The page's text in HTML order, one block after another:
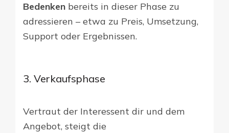
Bedenken bereits in dieser Phase zu
adressieren – etwa zu Preis, Umsetzung,
Support oder Ergebnissen.
3. Verkaufsphase
Vertraut der Interessent dir und dem
Angebot, steigt die